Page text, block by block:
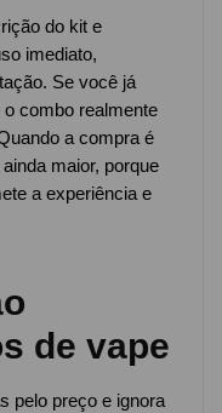
do kit e
imediato,
Se você já
combo realmente
a compra é
maior, porque
a experiência e
de vape
pelo preço e ignora